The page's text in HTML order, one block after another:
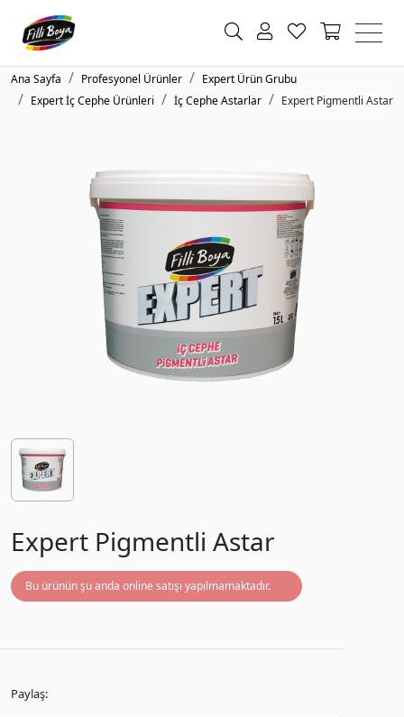
Ana Sayfa Profesyonel Ürünler
Expert Ürün Grubu
Expert İç Cephe Ürünleri
İç Cephe Astarlar Expert Pigmentli Astar
Expert Pigmentli Astar
Bu ürünün şu anda online satışı yapılmamaktadır.
Paylaş: